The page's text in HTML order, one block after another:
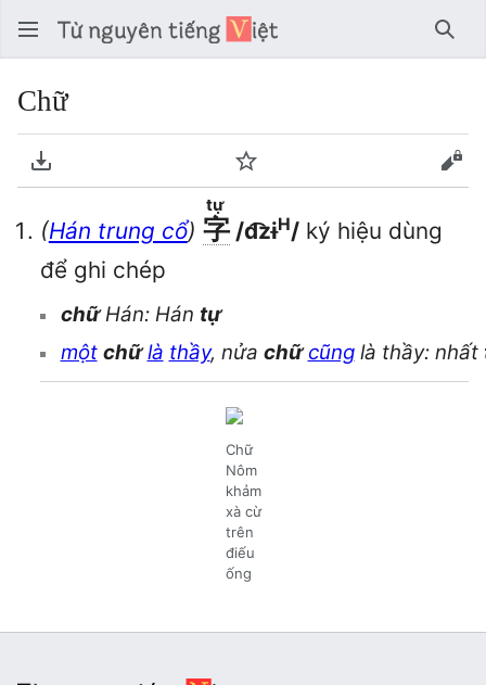
Tìm
Chữ
Tải về PDF Theo dõi
(Hán trung cổ) 字
tự
/d͡zɨH/ký hiệu dùng
để ghi chép
chữHán: Hán tự
một chữ là thầy, nửa chữ cũnglà thầy: nhất
Chữ
Nôm
khảm
xà cừ
trên
điếu
ống